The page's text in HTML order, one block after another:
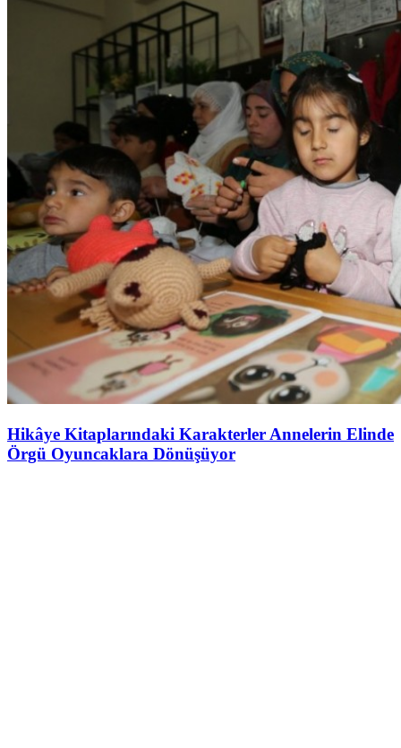
Hikâye Kitaplarındaki Karakterler Annelerin Elinde
Örgü Oyuncaklara Dönüşüyor